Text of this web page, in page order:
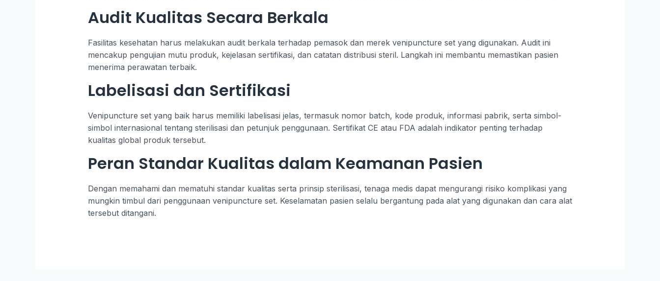
Audit Kualitas Secara Berkala
Fasilitas kesehatan harus melakukan audit berkala terhadap pemasok dan merek venipuncture set yang digunakan. Audit ini
mencakup pengujian mutu produk, kejelasan sertifikasi, dan catatan distribusi steril. Langkah ini membantu memastikan pasien
menerima perawatan terbaik.
Labelisasi dan Sertifikasi
Venipuncture set yang baik harus memiliki labelisasi jelas, termasuk nomor batch, kode produk, informasi pabrik, serta simbol-
simbol internasional tentang sterilisasi dan petunjuk penggunaan. Sertifikat CE atau FDA adalah indikator penting terhadap
kualitas global produk tersebut.
Peran Standar Kualitas dalam Keamanan Pasien
Dengan memahami dan mematuhi standar kualitas serta prinsip sterilisasi, tenaga medis dapat mengurangi risiko komplikasi yang
mungkin timbul dari penggunaan venipuncture set. Keselamatan pasien selalu bergantung pada alat yang digunakan dan cara alat
tersebut ditangani.